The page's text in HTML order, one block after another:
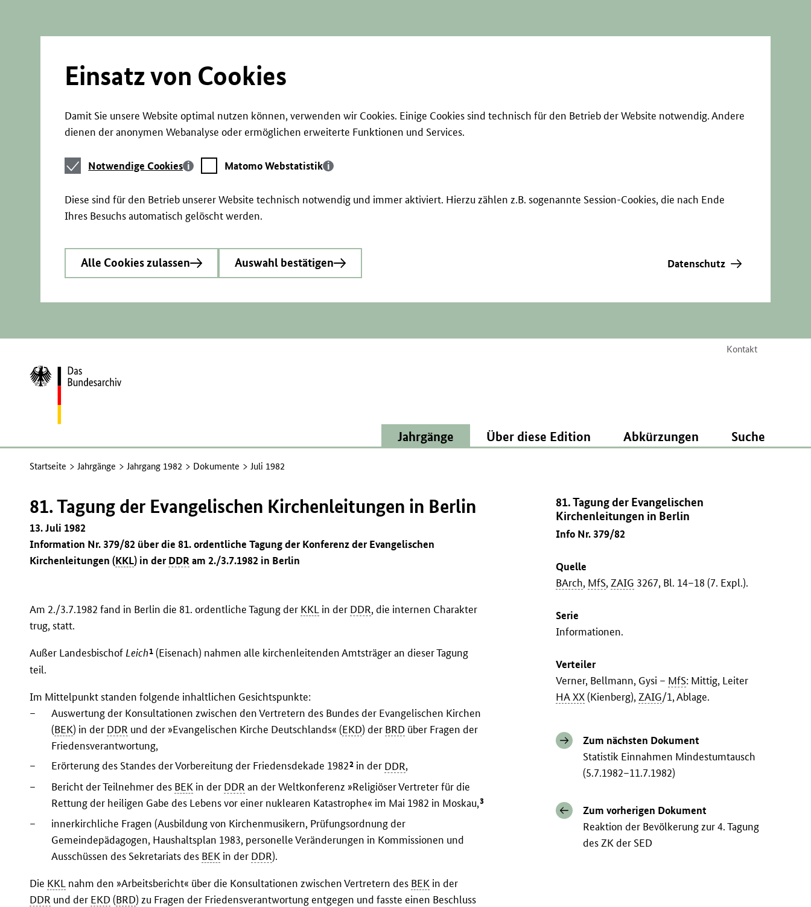
Einsatz von Cookies
Damit Sie unsere Website optimal nutzen können, verwenden wir Cookies. Einige Cookies sind technisch für den Betrieb der Website notwendig. Andere
dienen der anonymen Webanalyse oder ermöglichen erweiterte Funktionen und Services.
Notwendige
Cookies
Notwendige Cookies
Matomo
Webstatistik
Matomo Webstatistik
Diese sind für den Betrieb unserer Website technisch notwendig und immer aktiviert. Hierzu zählen z.B. sogenannte Session-Cookies, die nach Ende
Ihres Besuchs automatisch gelöscht werden.
Alle Cookies zulassen Auswahl bestätigen Datenschutz
Kontakt
Zur
Startseite
Jahrgänge Über diese Edition Abkürzungen Suche
Startseite Jahrgänge Jahrgang 1982 Dokumente Juli 1982
81. Tagung der Evangelischen
Kirchenleitungen in Berlin
Info Nr. 379/82
Quelle
BArch, MfS,ZAIG 3267, Bl. 14–18 (7. Expl.).
Serie
Informationen.
Verteiler
Verner, Bellmann, Gysi – MfS: Mittig, Leiter
HA XX(Kienberg),ZAIG/1, Ablage.
Zum nächsten Dokument
Statistik Einnahmen Mindestumtausch
(5.7.1982–11.7.1982)
Zum vorherigen Dokument
Reaktion der Bevölkerung zur 4. Tagung
des ZK der SED
81. Tagung der Evangelischen Kirchenleitungen in Berlin
13. Juli 1982
Information Nr. 379/82 über die 81. ordentliche Tagung der Konferenz der Evangelischen
Kirchenleitungen (KKL) in derDDRam 2./3.7.1982 in Berlin
Am 2./3.7.1982 fand in Berlin die 81. ordentliche Tagung der KKL in der DDR, die internen Charakter
trug, statt.
Außer Landesbischof Leich1 (Eisenach) nahmen alle kirchenleitenden Amtsträger an dieser Tagung
teil.
Im Mittelpunkt standen folgende inhaltlichen Gesichtspunkte:
–
Auswertung der Konsultationen zwischen den Vertretern des Bundes der Evangelischen Kirchen
(BEK) in der DDR und der »Evangelischen Kirche Deutschlands« (EKD) der BRD über Fragen der
Friedensverantwortung,
–
Erörterung des Standes der Vorbereitung der Friedensdekade 19822 in der DDR,
–
Bericht der Teilnehmer des BEK in der DDR an der Weltkonferenz »Religiöser Vertreter für die
Rettung der heiligen Gabe des Lebens vor einer nuklearen Katastrophe« im Mai 1982 in Moskau,3
–
innerkirchliche Fragen (Ausbildung von Kirchenmusikern, Prüfungsordnung der
Gemeindepädagogen, Haushaltsplan 1983, personelle Veränderungen in Kommissionen und
Ausschüssen des Sekretariats des BEK in der DDR).
Die KKL nahm den »Arbeitsbericht« über die Konsultationen zwischen Vertretern des BEK in der
DDR und der EKD (BRD) zu Fragen der Friedensverantwortung entgegen und fasste einen Beschluss